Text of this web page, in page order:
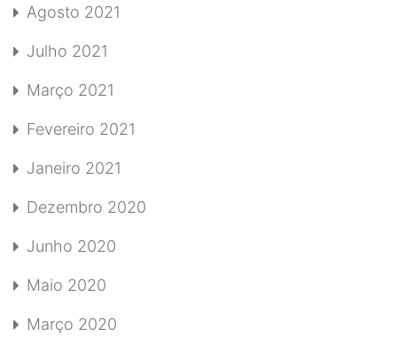
Agosto 2021
Julho 2021
Março 2021
Fevereiro 2021
Janeiro 2021
Dezembro 2020
Junho 2020
Maio 2020
Março 2020